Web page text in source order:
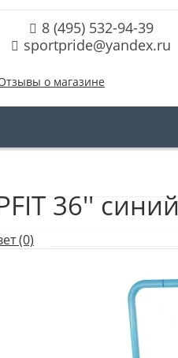
8 (495) 532-94-39
sportpride@yandex.ru
о магазине
36'' синий
(0)